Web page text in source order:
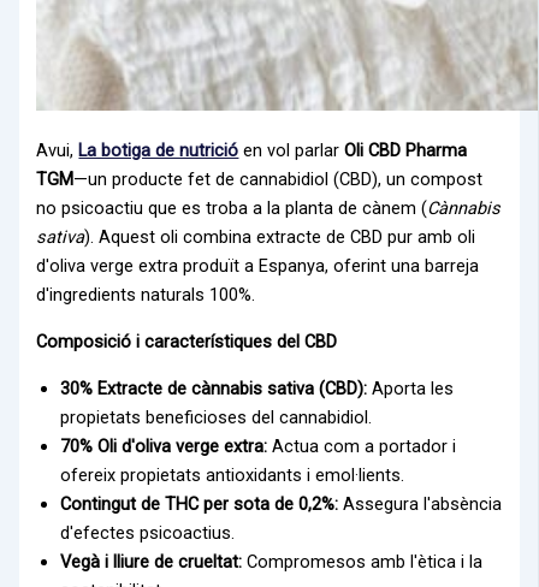
Avui, La botiga de nutrició en vol parlarOli CBD Pharma
TGM—un producte fet de cannabidiol (CBD), un compost
no psicoactiu que es troba a la planta de cànem (Cànnabis
sativa). Aquest oli combina extracte de CBD pur amb oli
d'oliva verge extra produït a Espanya, oferint una barreja
d'ingredients naturals 100%.
Composició i característiques del CBD
30% Extracte de cànnabis sativa (CBD): Aporta les
propietats beneficioses del cannabidiol.
70% Oli d'oliva verge extra: Actua com a portador i
ofereix propietats antioxidants i emol·lients.
Contingut de THC per sota de 0,2%: Assegura l'absència
d'efectes psicoactius.
Vegà i lliure de crueltat: Compromesos amb l'ètica i la